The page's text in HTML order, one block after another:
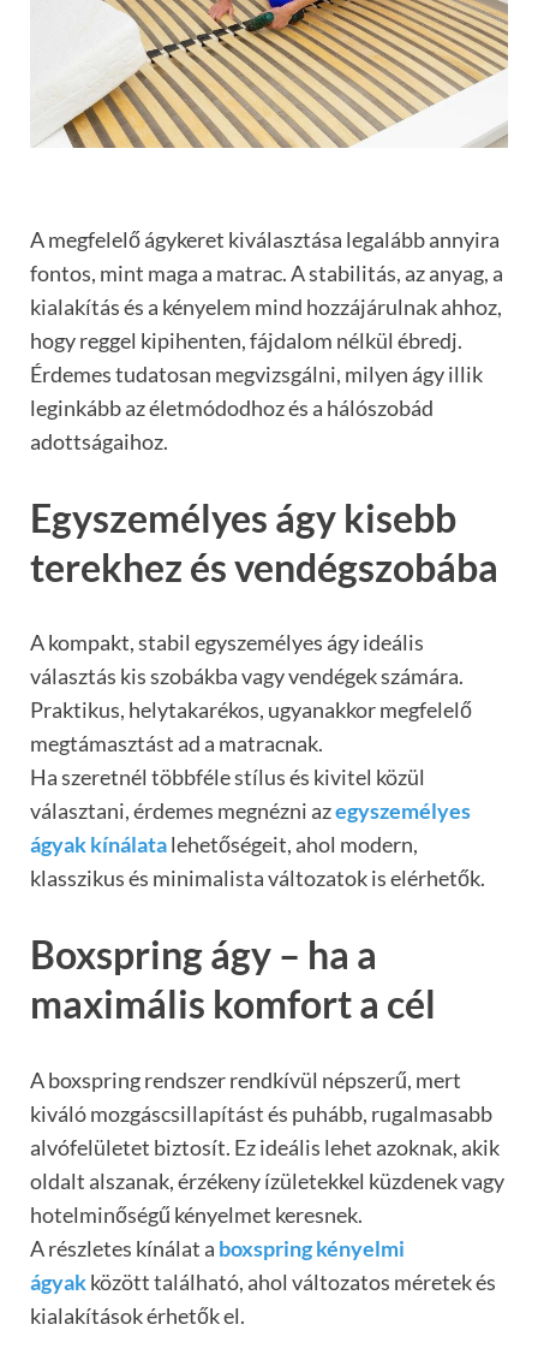
A megfelelő ágykeret kiválasztása legalább annyira
fontos, mint maga a matrac. A stabilitás, az anyag, a
kialakítás és a kényelem mind hozzájárulnak ahhoz,
hogy reggel kipihenten, fájdalom nélkül ébredj.
Érdemes tudatosan megvizsgálni, milyen ágy illik
leginkább az életmódodhoz és a hálószobád
adottságaihoz.
Egyszemélyes ágy kisebb
terekhez és vendégszobába
A kompakt, stabil egyszemélyes ágy ideális
választás kis szobákba vagy vendégek számára.
Praktikus, helytakarékos, ugyanakkor megfelelő
megtámasztást ad a matracnak.
Ha szeretnél többféle stílus és kivitel közül
választani, érdemes megnézni azegyszemélyes
ágyak kínálatalehetőségeit, ahol modern,
klasszikus és minimalista változatok is elérhetők.
Boxspring ágy – ha a
maximális komfort a cél
A boxspring rendszer rendkívül népszerű, mert
kiváló mozgáscsillapítást és puhább, rugalmasabb
alvófelületet biztosít. Ez ideális lehet azoknak, akik
oldalt alszanak, érzékeny ízületekkel küzdenek vagy
hotelminőségű kényelmet keresnek.
A részletes kínálat a boxspring kényelmi
ágyakközött található, ahol változatos méretek és
kialakítások érhetők el.